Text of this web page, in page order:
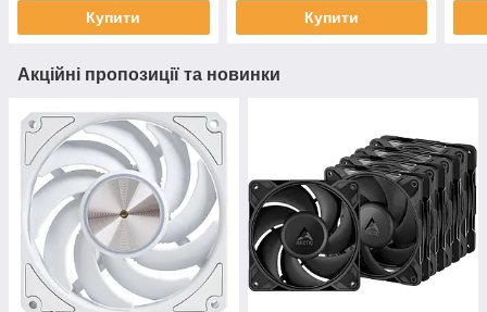
Купити Купити
Акційні пропозиції та новинки